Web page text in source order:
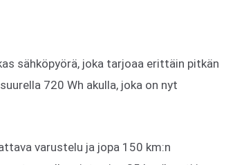
sähköpyörä, joka tarjoaa erittäin pitkän
720 Wh akulla, joka on nyt
varustelu ja jopa 150 km:n